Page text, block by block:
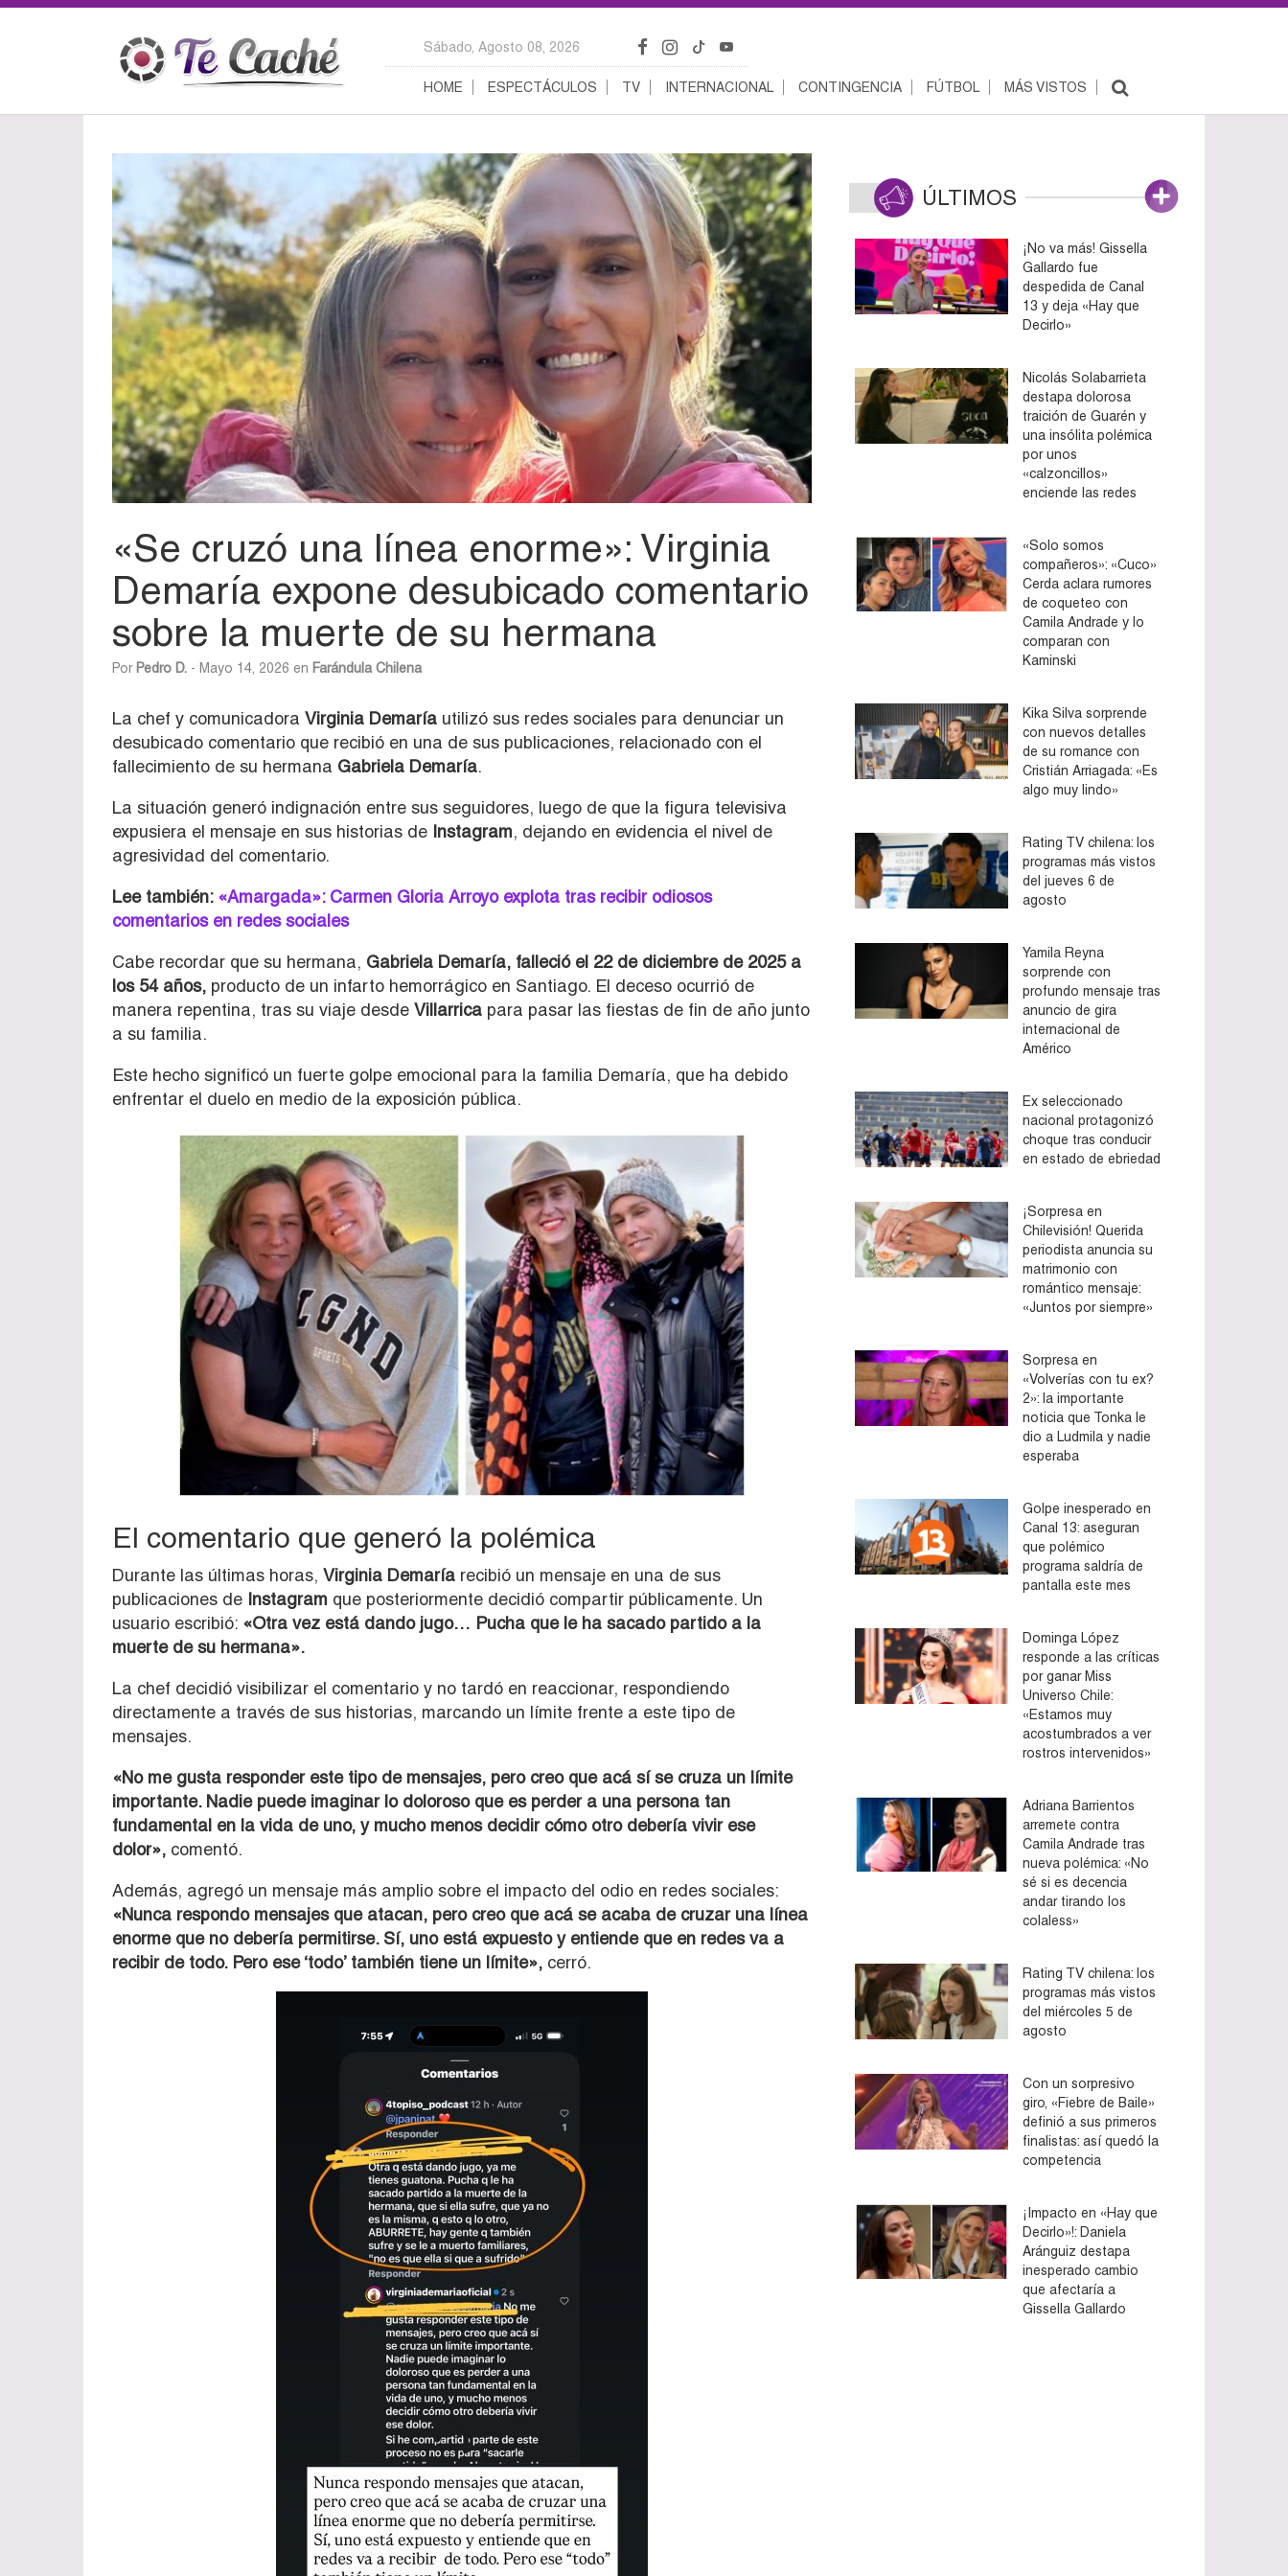
Sábado, Agosto 08, 2026
HOME ESPECTÁCULOS TV INTERNACIONAL CONTINGENCIA FÚTBOL MÁS VISTOS
«Se cruzó una línea enorme»: Virginia
Demaría expone desubicado comentario
sobre la muerte de su hermana
Por Pedro D. - Mayo 14, 2026 en Farándula Chilena
La chef y comunicadora Virginia Demaría utilizó sus redes sociales para denunciar un
desubicado comentario que recibió en una de sus publicaciones, relacionado con el
fallecimiento de su hermana Gabriela Demaría.
La situación generó indignación entre sus seguidores, luego de que la figura televisiva
expusiera el mensaje en sus historias de Instagram, dejando en evidencia el nivel de
agresividad del comentario.
Lee también: «Amargada»: Carmen Gloria Arroyo explota tras recibir odiosos
comentarios en redes sociales
Cabe recordar que su hermana, Gabriela Demaría, falleció el 22 de diciembre de 2025 a
los 54 años, producto de un infarto hemorrágico en Santiago. El deceso ocurrió de
manera repentina, tras su viaje desde Villarrica para pasar las fiestas de fin de año junto
a su familia.
Este hecho significó un fuerte golpe emocional para la familia Demaría, que ha debido
enfrentar el duelo en medio de la exposición pública.
El comentario que generó la polémica
Durante las últimas horas, Virginia Demaría recibió un mensaje en una de sus
publicaciones de Instagram que posteriormente decidió compartir públicamente. Un
usuario escribió: «Otra vez está dando jugo… Pucha que le ha sacado partido a la
muerte de su hermana».
La chef decidió visibilizar el comentario y no tardó en reaccionar, respondiendo
directamente a través de sus historias, marcando un límite frente a este tipo de
mensajes.
«No me gusta responder este tipo de mensajes, pero creo que acá sí se cruza un límite
importante. Nadie puede imaginar lo doloroso que es perder a una persona tan
fundamental en la vida de uno, y mucho menos decidir cómo otro debería vivir ese
dolor», comentó.
Además, agregó un mensaje más amplio sobre el impacto del odio en redes sociales:
«Nunca respondo mensajes que atacan, pero creo que acá se acaba de cruzar una línea
enorme que no debería permitirse. Sí, uno está expuesto y entiende que en redes va a
recibir de todo. Pero ese ‘todo’ también tiene un límite», cerró.
ÚLTIMOS
¡No va más! Gissella
Gallardo fue
despedida de Canal
13 y deja «Hay que
Decirlo»
Nicolás Solabarrieta
destapa dolorosa
traición de Guarén y
una insólita polémica
por unos
«calzoncillos»
enciende las redes
«Solo somos
compañeros»: «Cuco»
Cerda aclara rumores
de coqueteo con
Camila Andrade y lo
comparan con
Kaminski
Kika Silva sorprende
con nuevos detalles
de su romance con
Cristián Arriagada: «Es
algo muy lindo»
Rating TV chilena: los
programas más vistos
del jueves 6 de
agosto
Yamila Reyna
sorprende con
profundo mensaje tras
anuncio de gira
internacional de
Américo
Ex seleccionado
nacional protagonizó
choque tras conducir
en estado de ebriedad
¡Sorpresa en
Chilevisión! Querida
periodista anuncia su
matrimonio con
romántico mensaje:
«Juntos por siempre»
Sorpresa en
«Volverías con tu ex?
2»: la importante
noticia que Tonka le
dio a Ludmila y nadie
esperaba
Golpe inesperado en
Canal 13: aseguran
que polémico
programa saldría de
pantalla este mes
Dominga López
responde a las críticas
por ganar Miss
Universo Chile:
«Estamos muy
acostumbrados a ver
rostros intervenidos»
Adriana Barrientos
arremete contra
Camila Andrade tras
nueva polémica: «No
sé si es decencia
andar tirando los
colaless»
Rating TV chilena: los
programas más vistos
del miércoles 5 de
agosto
Con un sorpresivo
giro, «Fiebre de Baile»
definió a sus primeros
finalistas: así quedó la
competencia
¡Impacto en «Hay que
Decirlo»!: Daniela
Aránguiz destapa
inesperado cambio
que afectaría a
Gissella Gallardo